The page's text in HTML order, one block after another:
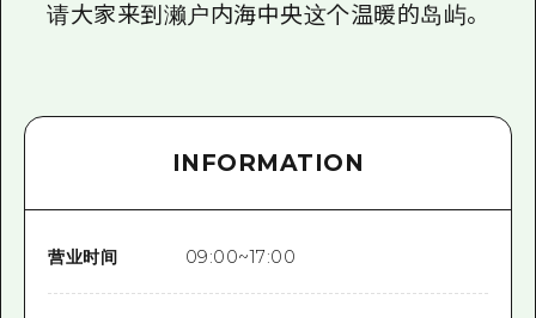
请大家来到濑户内海中央这个温暖的岛屿。
INFORMATION
营业时间 09:00~17:00